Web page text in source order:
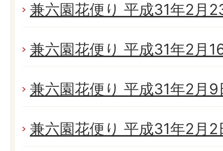
兼六園花便り 平成31年2月
兼六園花便り 平成31年2月
兼六園花便り 平成31年2月
兼六園花便り 平成31年2月